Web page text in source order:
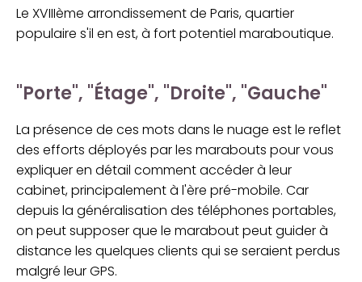
Le XVIIIème arrondissement de Paris, quartier
populaire s'il en est, à fort potentiel maraboutique.
"Porte", "Étage", "Droite", "Gauche"
La présence de ces mots dans le nuage est le reflet
des efforts déployés par les marabouts pour vous
expliquer en détail comment accéder à leur
cabinet, principalement à l'ère pré-mobile. Car
depuis la généralisation des téléphones portables,
on peut supposer que le marabout peut guider à
distance les quelques clients qui se seraient perdus
malgré leur GPS.